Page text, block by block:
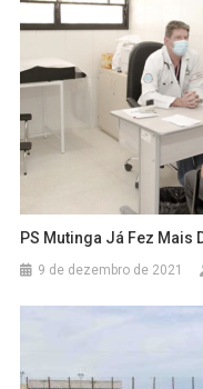
PS Mutinga Já Fez Mais
9 de dezembro de 2021